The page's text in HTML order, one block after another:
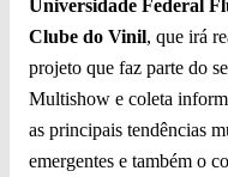
Universidade Federal
Clube do Vinil, que irá
projeto que faz parte do
Multishow e coleta
as principais tendências
emergentes e também o